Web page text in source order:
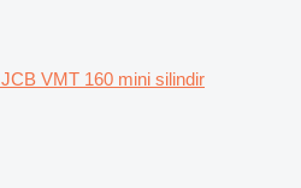
JCB VMT 160 mini silindir